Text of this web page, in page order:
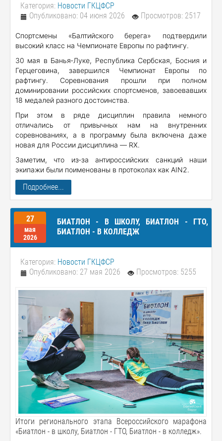
Категория: Новости ГКЦФСР
Опубликовано: 04 июня 2026
Просмотров: 2517
Спортсмены «Балтийского берега» подтвердили
высокий класс на Чемпионате Европы по рафтингу.
30 мая в Банья‑Луке, Республика Сербская, Босния и
Герцеговина, завершился Чемпионат Европы по
рафтингу. Соревнования прошли при полном
доминировании российских спортсменов, завоевавших
18 медалей разного достоинства.
При этом в ряде дисциплин правила немного
отличались от привычных нам на внутренних
соревнованиях, а в программу была включена даже
новая для России дисциплина — RX.
Заметим, что из‑за антироссийских санкций наши
экипажи были поименованы в протоколах как AIN2.
Подробнее...
27
мая
2026
БИАТЛОН - В ШКОЛУ, БИАТЛОН - ГТО,
БИАТЛОН - В КОЛЛЕДЖ
Категория: Новости ГКЦФСР
Опубликовано: 27 мая 2026
Просмотров: 5255
Итоги регионального этапа Всероссийского марафона
«Биатлон - в школу, Биатлон - ГТО, Биатлон - в колледж».